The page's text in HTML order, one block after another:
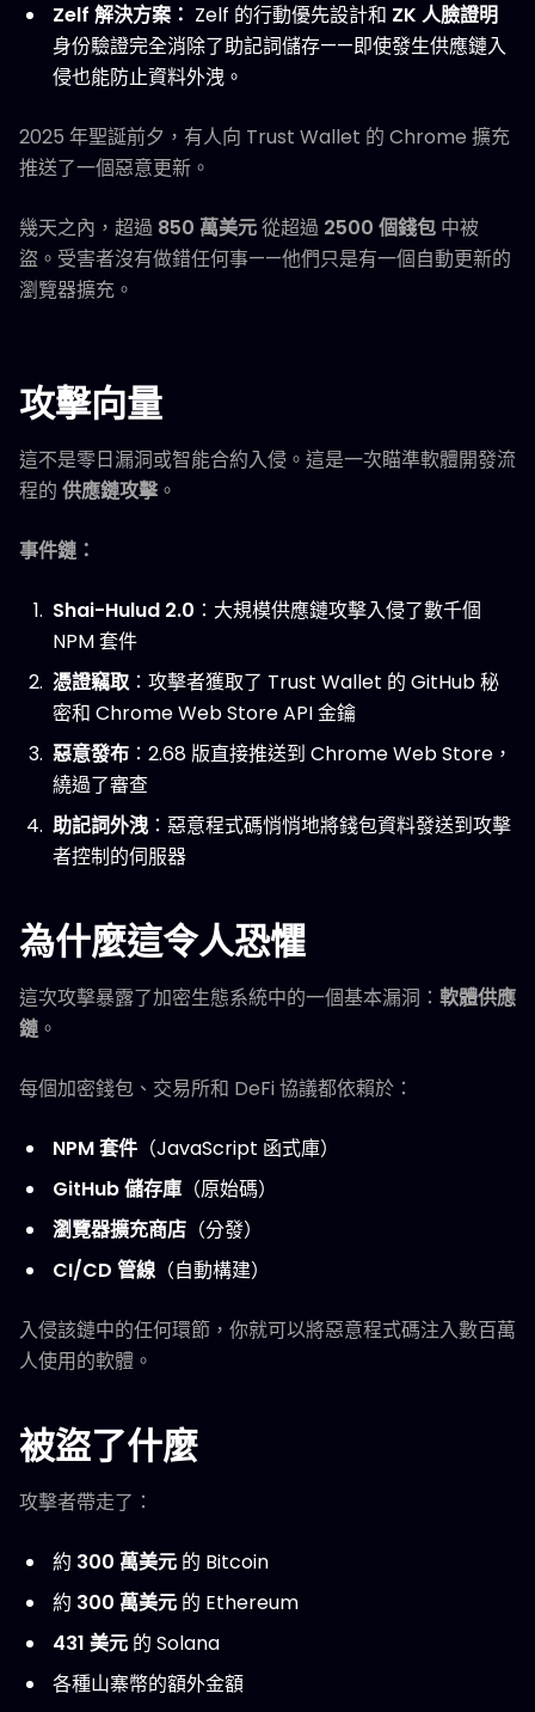
Zelf 解決方案： Zelf 的行動優先設計和 ZK 人臉證明
身份驗證完全消除了助記詞儲存——即使發生供應鏈入
侵也能防止資料外洩。
2025 年聖誕前夕，有人向 Trust Wallet 的 Chrome 擴充
推送了一個惡意更新。
幾天之內，超過 850 萬美元從超過 2500 個錢包 中被
盜。受害者沒有做錯任何事——他們只是有一個自動更新的
瀏覽器擴充。
攻擊向量
這不是零日漏洞或智能合約入侵。這是一次瞄準軟體開發流
程的 供應鏈攻擊。
事件鏈：
Shai-Hulud 2.0 ：大規模供應鏈攻擊入侵了數千個
NPM 套件
憑證竊取：攻擊者獲取了 Trust Wallet 的 GitHub 秘
密和 Chrome Web Store API 金鑰
惡意發布 ：2.68 版直接推送到 Chrome Web Store，
繞過了審查
助記詞外洩 ：惡意程式碼悄悄地將錢包資料發送到攻擊
者控制的伺服器
為什麼這令人恐懼
這次攻擊暴露了加密生態系統中的一個基本漏洞： 軟體供應
鏈。
每個加密錢包、交易所和 DeFi 協議都依賴於：
NPM 套件 （JavaScript 函式庫）
GitHub 儲存庫 （原始碼）
瀏覽器擴充商店 （分發）
CI/CD 管線 （自動構建）
入侵該鏈中的任何環節，你就可以將惡意程式碼注入數百萬
人使用的軟體。
被盜了什麼
攻擊者帶走了：
約 300 萬美元 的 Bitcoin
約 300 萬美元 的 Ethereum
431 美元 的 Solana
各種山寨幣的額外金額